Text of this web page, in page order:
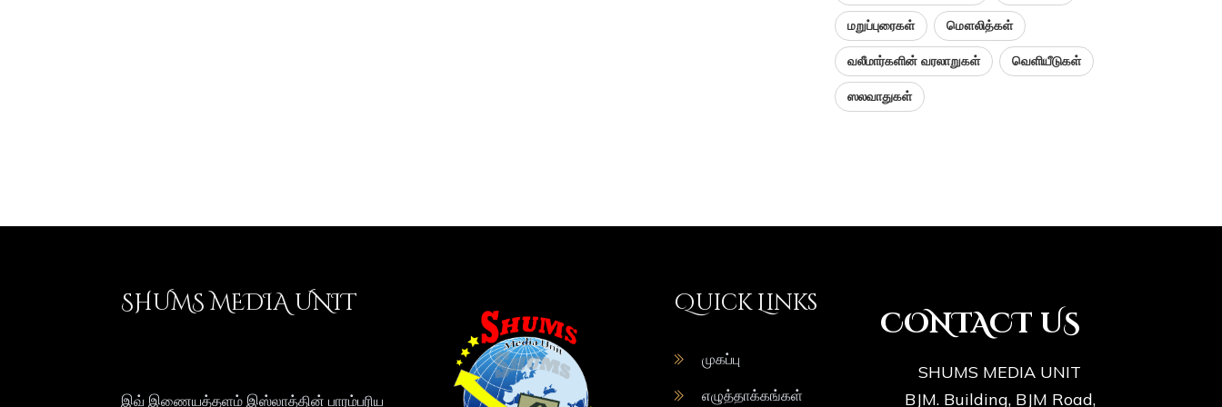
மறுப்புரைகள் மௌலித்கள்
வலீமார்களின் வரலாறுகள் வெளியீடுகள்
ஸலவாதுகள்
SHUMS MEDIA UNIT
இவ் இணையத்தளம் இஸ்லாத்தின் பாரம்பரிய
Quick Links
முகப்பு
எழுத்தாக்கங்கள்
CONTACT US
SHUMS MEDIA UNIT
BJM. Building, BJM Road,